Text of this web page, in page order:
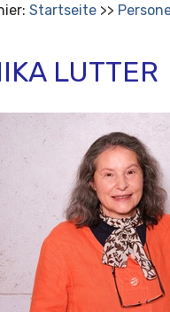
Startseite
LUTTER